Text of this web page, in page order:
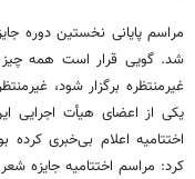
مراسم پایانی نخستین دوره
شد. گویی قرار است همه چیز
غیر‌‌منتظره برگزار شود،
یکی از اعضای هیأت اجرایی
اختتامیه اعلام بی‌خبری کرده
کرد: مراسم اختتامیه جایزه